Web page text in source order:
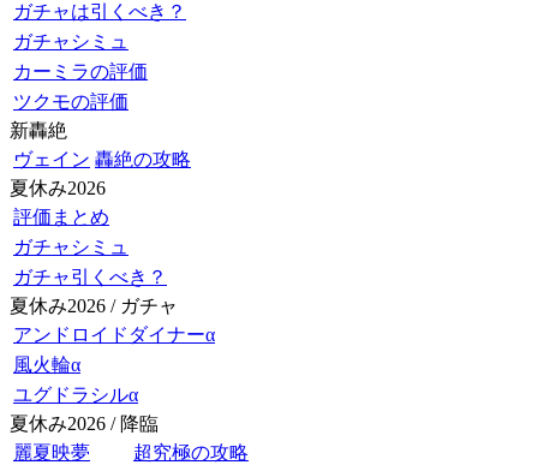
ガチャは引くべき？
ガチャシミュ
カーミラの評価
ツクモの評価
新轟絶
ヴェイン 轟絶の攻略
夏休み2026
評価まとめ
ガチャシミュ
ガチャ引くべき？
夏休み2026 / ガチャ
アンドロイドダイナーα
風火輪α
ユグドラシルα
夏休み2026 / 降臨
麗夏映夢
超究極の攻略